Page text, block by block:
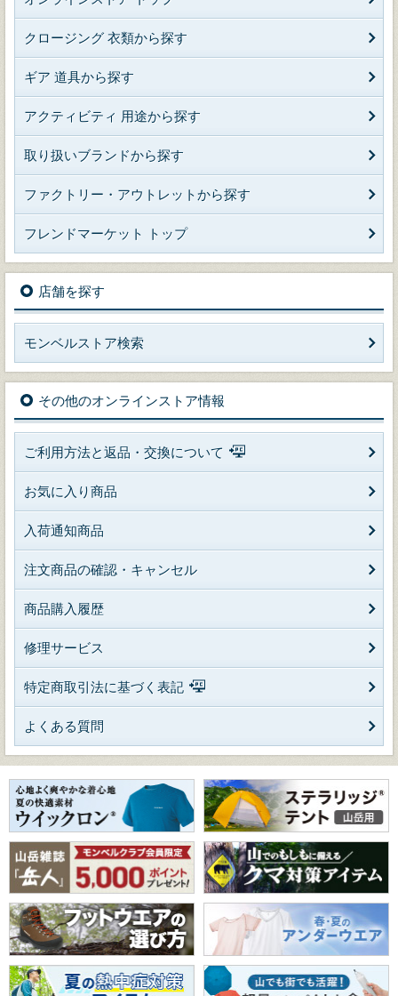
クロージング 衣類から探す
ギア 道具から探す
アクティビティ 用途から探す
取り扱いブランドから探す
ファクトリー・アウトレットから探す
フレンドマーケット トップ
店舗を探す
モンベルストア検索
その他のオンラインストア情報
ご利用方法と返品・交換について
お気に入り商品
入荷通知商品
注文商品の確認・キャンセル
商品購入履歴
修理サービス
特定商取引法に基づく表記
よくある質問